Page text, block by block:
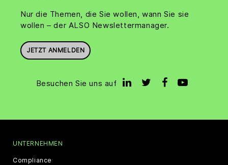
Nur die Themen, die Sie wollen, wann Sie sie
wollen – der ALSO Newslettermanager.
JETZT ANMELDEN
Besuchen Sie uns auf
UNTERNEHMEN
Compliance